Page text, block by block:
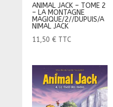
ANIMAL JACK – TOME 2
– LA MONTAGNE
MAGIQUE/2//DUPUIS/A
NIMAL JACK
11,50 € TTC